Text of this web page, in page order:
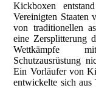
Kickboxen
Vereinigten Staaten
von traditionellen
eine Zersplitterung
Wettkämpfe
Schutzausrüstung
Ein Vorläufer von
entwickelte sich aus